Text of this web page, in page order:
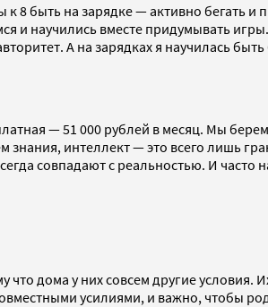
8 быть на зарядке — активно бегать и
и научились вместе придумывать
А на зарядках я научилась
— 51 000 рублей в месяц. Мы берем
интеллект — это всего лишь
совпадают с реальностью. И часто
что дома у них совсем другие
усилиями, и важно, чтобы